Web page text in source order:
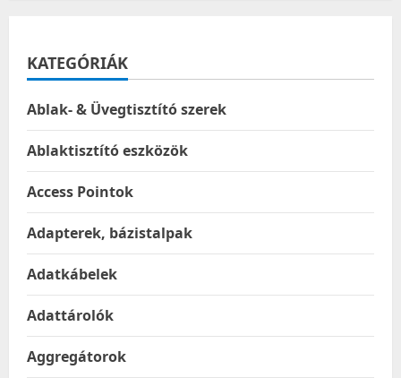
KATEGÓRIÁK
Ablak- & Üvegtisztító szerek
Ablaktisztító eszközök
Access Pointok
Adapterek, bázistalpak
Adatkábelek
Adattárolók
Aggregátorok